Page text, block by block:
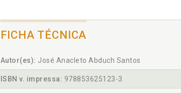
FICHA TÉCNICA
Autor(es): José Anacleto Abduch Santos
ISBN v. impressa: 978853625123-3